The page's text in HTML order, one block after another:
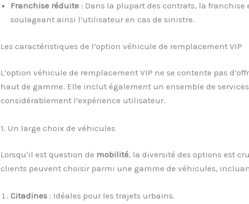
Franchise réduite: Dans la plupart des contrats, la franchise
soulageant ainsi l’utilisateur en cas de sinistre.
Les caractéristiques de l’option véhicule de remplacement VIP
L’option véhicule de remplacement VIP ne se contente pas
haut de gamme. Elle inclut également un ensemble de
considérablement l’expérience utilisateur.
1. Un large choix de véhicules
Lorsqu’il est question de mobilité, la diversité des options est
clients peuvent choisir parmi une gamme de véhicules,
Citadines: Idéales pour les trajets urbains.